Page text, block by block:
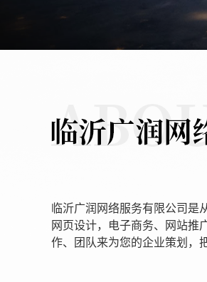
临沂广润网络服务有限公司是
网页设计，电子商务、网站推
作、团队来为您的企业策划，